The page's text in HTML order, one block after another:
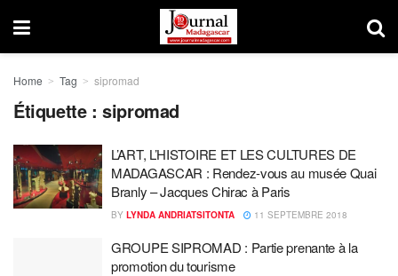
Home Tag sipromad
Étiquette : sipromad
L’ART, L’HISTOIRE ET LES CULTURES DE
MADAGASCAR : Rendez-vous au musée Quai
Branly – Jacques Chirac à Paris
BY LYNDA ANDRIATSITONTA 11 SEPTEMBRE 2018
GROUPE SIPROMAD : Partie prenante à la
promotion du tourisme